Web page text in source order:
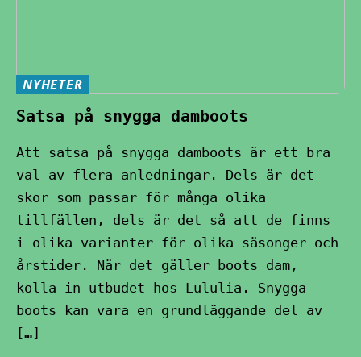
NYHETER
Satsa på snygga damboots
Att satsa på snygga damboots är ett bra
val av flera anledningar. Dels är det
skor som passar för många olika
tillfällen, dels är det så att de finns
i olika varianter för olika säsonger och
årstider. När det gäller boots dam,
kolla in utbudet hos Lululia. Snygga
boots kan vara en grundläggande del av
[…]